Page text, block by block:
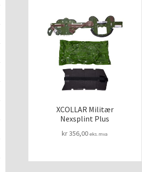
XCOLLAR Militær
Nexsplint Plus
kr356,00 eks.mva